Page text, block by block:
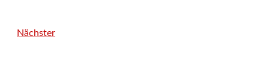
Nächster